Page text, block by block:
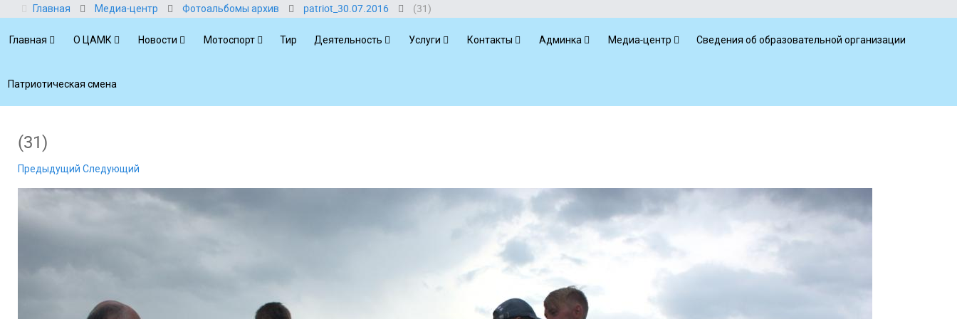
Главная Медиа-центр Фотоальбомы архив patriot_30.07.2016 (31)
Главная О ЦАМК Новости Мотоспорт Тир Деятельность Услуги Контакты Админка Медиа-центр Сведения об образовательной организации
Патриотическая смена
(31)
Предыдущий Следующий